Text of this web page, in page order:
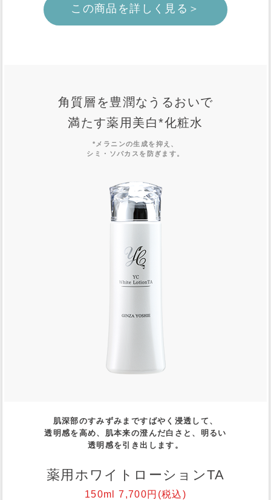
この商品を詳しく見る＞
角質層を豊潤なうるおいで
満たす薬用美白*化粧水
*メラニンの生成を抑え、
シミ・ソバカスを防ぎます。
肌深部のすみずみまですばやく浸透して、
透明感を高め、肌本来の澄んだ白さと、明るい
透明感を引き出します。
薬用ホワイトローションTA
150ml 7,700円(税込)